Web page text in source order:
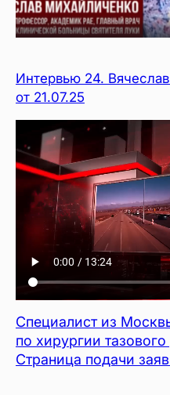
Интервью 24.
от 21.07.25
Специалист из
по хирургии тазового
Страница подачи